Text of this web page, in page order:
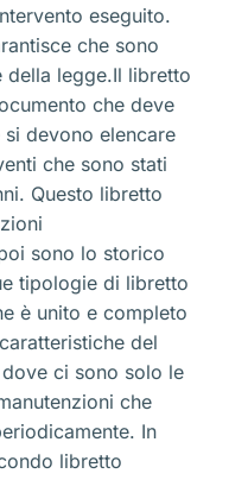
eseguito.
che sono
della legge.Il libretto
che deve
devono elencare
che sono stati
Questo libretto
sono lo storico
tipologie di libretto
è unito e completo
del
ci sono solo le
che
In
libretto